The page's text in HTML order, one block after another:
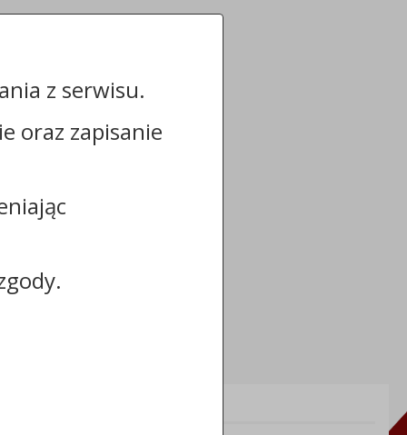
z serwisu.
oraz zapisanie